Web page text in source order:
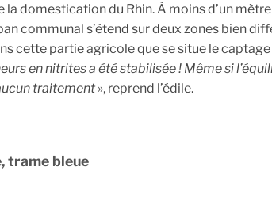
la domestication du Rhin. À moins d’un
communal s’étend sur deux zones bien
cette partie agricole que se situe le captage
en nitrites a été stabilisée ! Même si
traitement », reprend l’édile.
trame bleue